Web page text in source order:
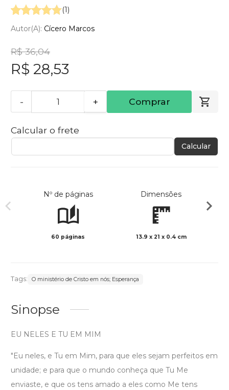
(1)
Autor(a): Cícero Marcos
R$ 36,04
R$ 28,53
- + Comprar
Calcular o frete
Calcular
Nº de páginas
60 páginas
Dimensões
13.9 x 21 x 0.4 cm
Tags: O ministério de Cristo em nós; Esperança
Sinopse
EU NELES E TU EM MIM
"Eu neles, e Tu em Mim, para que eles sejam perfeitos em
unidade; e para que o mundo conheça que Tu Me
enviaste, e que os tens amado a eles como Me tens